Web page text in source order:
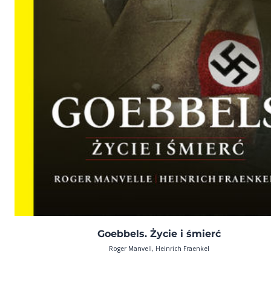
Goebbels. Życie i śmierć
Roger Manvell, Heinrich Fraenkel